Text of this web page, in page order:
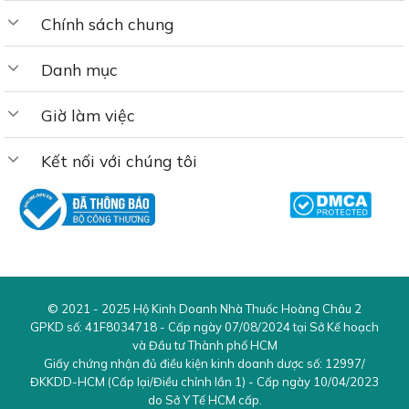
Gừng có tác dụng kích thích tiêu hóa, giúp
giảm cảm giác đầy bụng, khó tiêu và hỗ trợ
làm giảm các triệu chứng nôn mửa, buồn
nôn. Gừng cũng có khả năng làm giảm viêm
và cải thiện chức năng dạ dày.
Tinh Dầu Mật Ong
vệ hệ tiêu hóa khỏi sự tấn công của vi
khuẩn và virus gây hại.
Chiết Xuất Cây Lô Hội (Aloe Vera):
Chính sách chung
Danh mục
Giờ làm việc
Kết nối với chúng tôi
© 2021 - 2025 Hộ Kinh Doanh Nhà Thuốc Hoàng Châu 2
GPKD số: 41F8034718 - Cấp ngày 07/08/2024 tại Sở Kế hoạch
và Đầu tư Thành phố HCM
Giấy chứng nhận đủ điều kiện kinh doanh dược số: 12997/
ĐKKDD-HCM (Cấp lại/Điều chỉnh lần 1) - Cấp ngày 10/04/2023
do Sở Y Tế HCM cấp.